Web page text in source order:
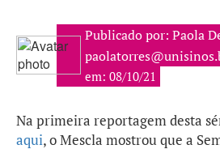
Publicado por: Paola
em: 08/10/21
Na primeira reportagem desta
aqui, o Mescla mostrou que a